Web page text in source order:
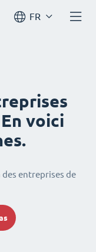
FR
voici
entreprises de